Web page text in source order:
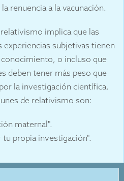
renuencia a la vacunación.
implica que las
experiencias subjetivas tienen
o incluso que
deben tener más peso que
la investigación científica.
de relativismo son:
maternal".
tu propia investigación".